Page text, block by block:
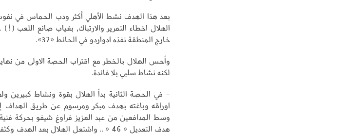
بعد هذا الهدف نشط الأهلي أكثر ودب الحماس في
الهلال اخطاء التمرير والارتباك, بغياب صانع
خارج المنطقة نفذه ادواردو في الحائط «32».
لكنه نشاط سلبي بلا فائدة.
- في الحصة الثانية بدأ الهلال بقوة ونشاط كبيرين
اوراقه وباغته بهدف مبكر ومرسوم عن طريق الهداف
وسط المدافعين من عبد العزيز فراوغ شيفو بحركة
هدف التعديل « 46 « .. واشتعل الهلال بعد